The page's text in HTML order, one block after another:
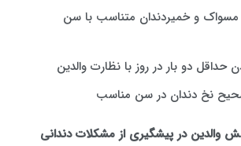
مسواک و خمیردندان متناسب با سن
حداقل دو بار در روز با نظارت والدین
نخ دندان در سن مناسب
والدین در پیشگیری از مشکلات دندانی